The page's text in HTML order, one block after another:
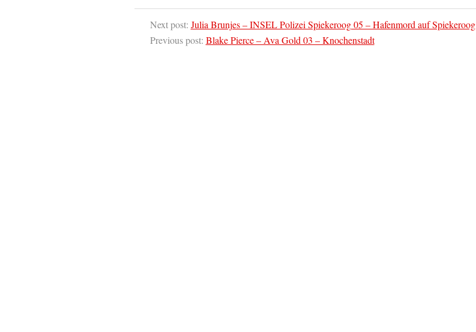
Next post: Julia Brunjes – INSEL Polizei Spiekeroog 05 – Hafenmord auf Spiekeroog
Previous post: Blake Pierce – Ava Gold 03 – Knochenstadt